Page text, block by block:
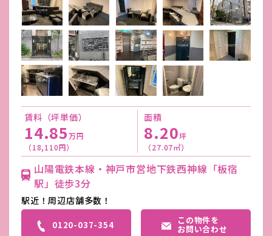
賃料（坪単価）
14.85万円
（18,110円）
面積
8.20坪
（27.07㎡）
山陽電鉄本線・神戸市営地下鉄西神線「板宿
駅」徒歩3分
駅近！周辺店舗多数！
0120-037-354 この物件を
お問い合わせ